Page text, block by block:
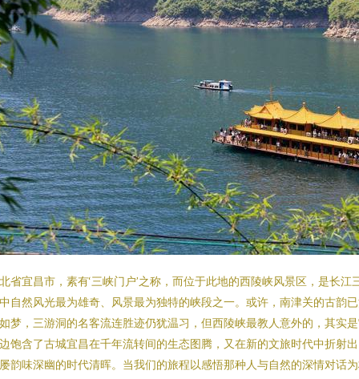
省宜昌市，素有‘三峡门户’之称，而位于此地的西陵峡风景区，是长江
自然风光最为雄奇、风景最为独特的峡段之一。或许，南津关的古韵
梦，三游洞的名客流连胜迹仍犹温习，但西陵峡最教人意外的，其实
饱含了古城宜昌在千年流转间的生态图腾，又在新的文旅时代中折射
韵味深幽的时代清晖。当我们的旅程以感悟那种人与自然的深情对话